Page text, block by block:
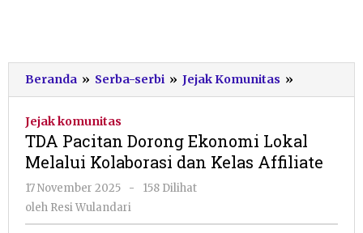
Beranda » Serba-serbi » Jejak Komunitas »
Pacitan
Lokal
Melalui
Jejak komunitas
TDA Pacitan Dorong Ekonomi Lokal
Melalui Kolaborasi dan Kelas Affiliate
17 November 2025
oleh
Resi
-
158 Dilihat
oleh Resi Wulandari